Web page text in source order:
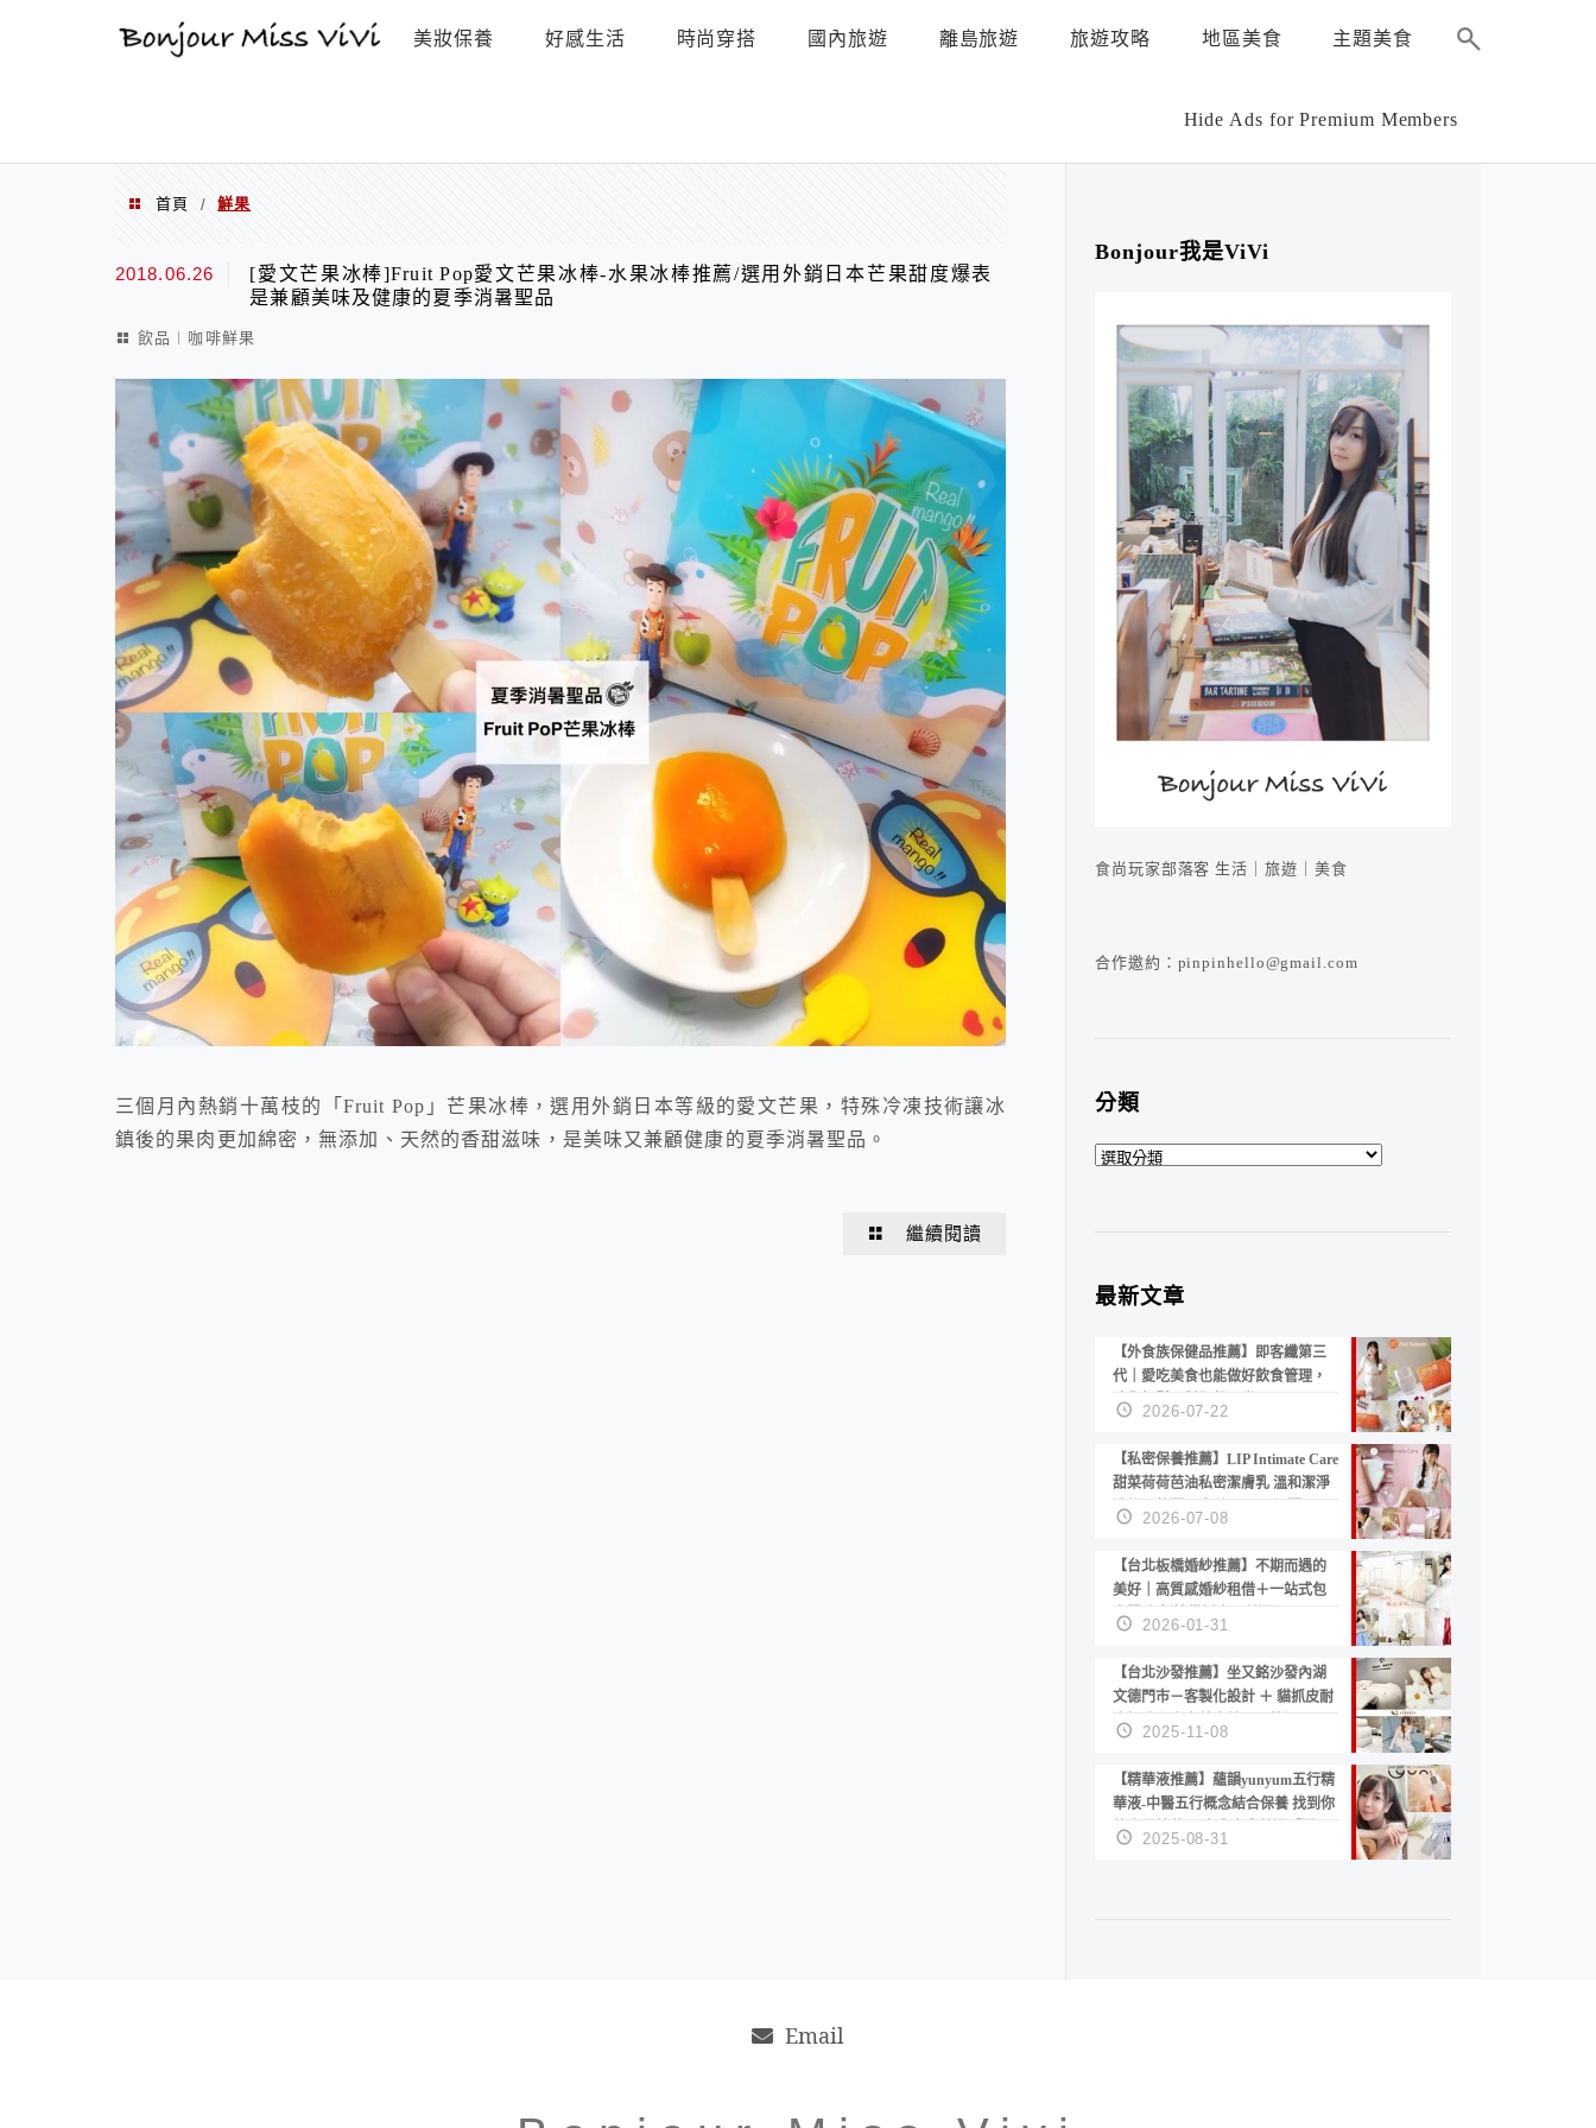
美妝保養 好感生活 時尚穿搭 國內旅遊 離島旅遊 旅遊攻略 地區美食 主題美食
Hide Ads for Premium Members
首頁 / 鮮果
鮮果
2018.06.26
[愛文芒果冰棒]Fruit Pop愛文芒果冰棒-水果冰棒推薦/選用外銷日本芒果甜度爆表
是兼顧美味及健康的夏季消暑聖品
飲品︱咖啡鮮果
三個月內熱銷十萬枝的「Fruit Pop」芒果冰棒，選用外銷日本等級的愛文芒果，特殊冷凍技術讓冰
鎮後的果肉更加綿密，無添加、天然的香甜滋味，是美味又兼顧健康的夏季消暑聖品。
繼續閱讀
Bonjour我是ViVi
食尚玩家部落客 生活｜旅遊｜美食
合作邀約：pinpinhello@gmail.com
分類
分
最新文章
【外食族保健品推薦】即客纖第三
代｜愛吃美食也能做好飲食管理，
陪你輕鬆面對聚餐日常！
2026-07-22
【私密保養推薦】LIP Intimate Care
甜菜荷荷芭油私密潔膚乳 溫和潔淨
洗後不乾澀 不起泡反而更舒服！
2026-07-08
【台北板橋婚紗推薦】不期而遇的
美好｜高質感婚紗租借＋一站式包
套服務 新娘備婚省心首選！
2026-01-31
【台北沙發推薦】坐又銘沙發內湖
文德門市－客製化設計 ＋ 貓抓皮耐
磨好清潔｜直營直銷、價格透明
高CP值打造夢想居家風格
2025-11-08
【精華液推薦】蘊韻yunyum五行精
華液-中醫五行概念結合保養 找到你
的專屬精華！ 水㊀土㊀就選「潤・
賦精華」維持肌膚剛剛好的平衡
2025-08-31
Email